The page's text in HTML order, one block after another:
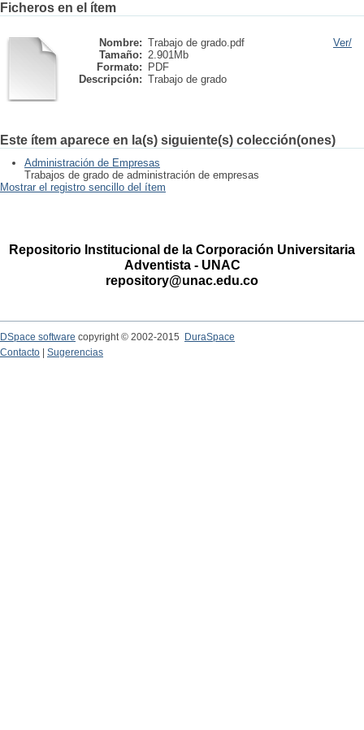
Ficheros en el ítem
Nombre: Trabajo de grado.pdf
Tamaño: 2.901Mb
Formato:
PDF
Descripción: Trabajo de grado
Ver/
Este ítem aparece en la(s) siguiente(s) colección(ones)
Administración de Empresas
Trabajos de grado de administración de empresas
Mostrar el registro sencillo del ítem
Repositorio Institucional de la Corporación Universitaria
Adventista - UNAC
repository@unac.edu.co
DSpace software copyright © 2002-2015
DuraSpace
Contacto
Sugerencias